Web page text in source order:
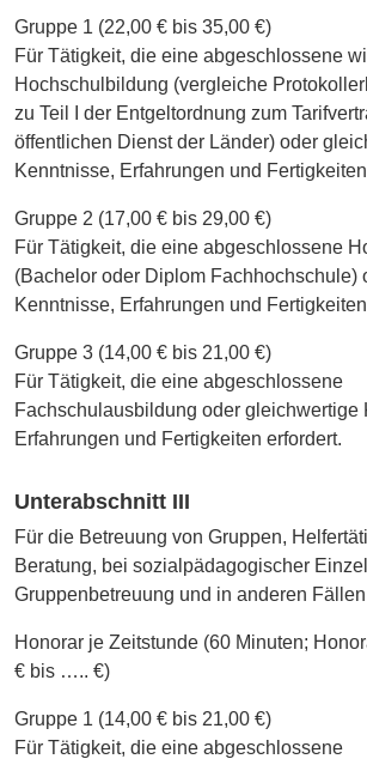
Gruppe 1 (22,00 € bis 35,00 €)
Für Tätigkeit, die eine abgeschlossene
Hochschulbildung (vergleiche
zu Teil I der Entgeltordnung zum
öffentlichen Dienst der Länder) oder
Kenntnisse, Erfahrungen und
Gruppe 2 (17,00 € bis 29,00 €)
Für Tätigkeit, die eine abgeschlossene
(Bachelor oder Diplom Fachhochschule)
Kenntnisse, Erfahrungen und
Gruppe 3 (14,00 € bis 21,00 €)
Für Tätigkeit, die eine abgeschlossene
Fachschulausbildung oder gleichwertige
Erfahrungen und Fertigkeiten erfordert.
Unterabschnitt III
Für die Betreuung von Gruppen,
Beratung, bei sozialpädagogischer
Gruppenbetreuung und in anderen Fällen
Honorar je Zeitstunde (60 Minuten;
€ bis ….. €)
Gruppe 1 (14,00 € bis 21,00 €)
Für Tätigkeit, die eine abgeschlossene